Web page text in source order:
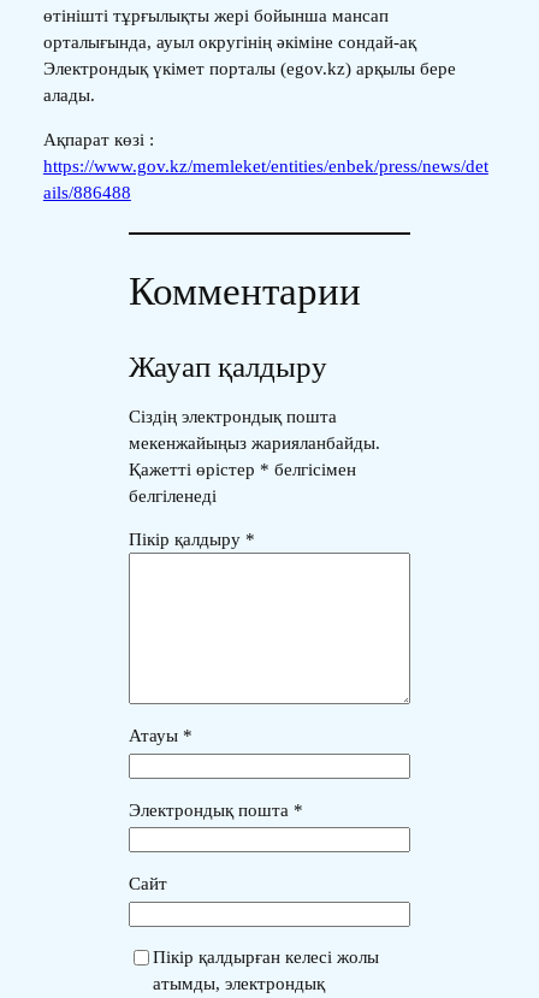
өтінішті тұрғылықты жері бойынша мансап
орталығында, ауыл округінің әкіміне сондай-ақ
Электрондық үкімет порталы (egov.kz) арқылы бере
алады.
Ақпарат көзі :
https://www.gov.kz/memleket/entities/enbek/press/news/det
ails/886488
Комментарии
Жауап қалдыру
Сіздің электрондық пошта
мекенжайыңыз жарияланбайды.
Қажетті өрістер * белгісімен
белгіленеді
Пікір қалдыру *
Атауы *
Электрондық пошта *
Сайт
Пікір қалдырған келесі жолы
атымды, электрондық